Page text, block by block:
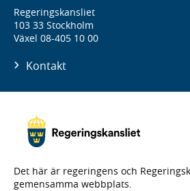
Regeringskansliet
103 33 Stockholm
Växel 08-405 10 00
Kontakt
Det här är regeringens och
gemensamma webbplats.